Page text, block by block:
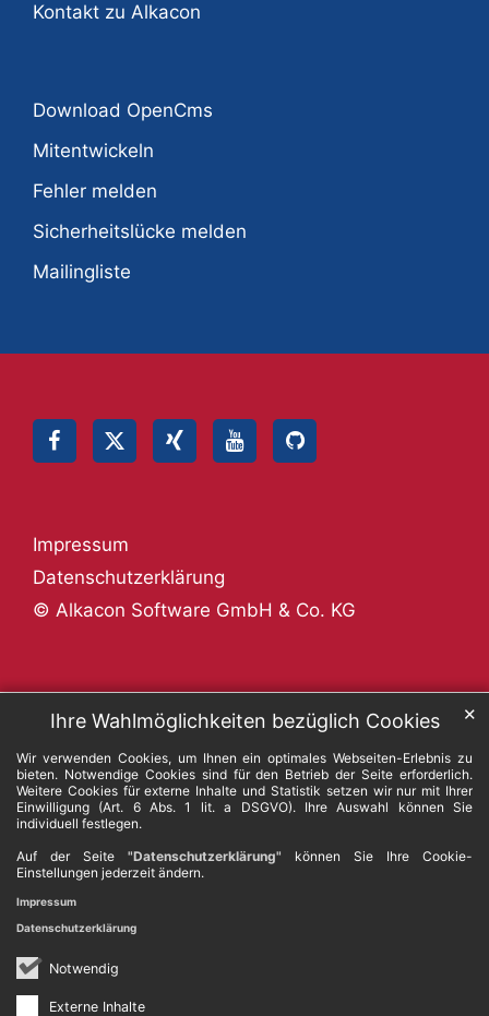
Ihre Wahlmöglichkeiten bezüglich Cookies
Wir verwenden Cookies, um Ihnen ein optimales Webseiten-Erlebnis zu
bieten. Notwendige Cookies sind für den Betrieb der Seite erforderlich.
Weitere Cookies für externe Inhalte und Statistik setzen wir nur mit Ihrer
Einwilligung (Art. 6 Abs. 1 lit. a DSGVO). Ihre Auswahl können Sie
individuell festlegen.
Auf der Seite "Datenschutzerklärung" können Sie Ihre Cookie-
Einstellungen jederzeit ändern.
Notwendig
Externe Inhalte
✕
Impressum
Datenschutzerklärung
Kontakt zu Alkacon
Download OpenCms
Mitentwickeln
Fehler melden
Sicherheitslücke melden
Mailingliste
© Alkacon Software GmbH & Co. KG
Datenschutzerklärung
Impressum